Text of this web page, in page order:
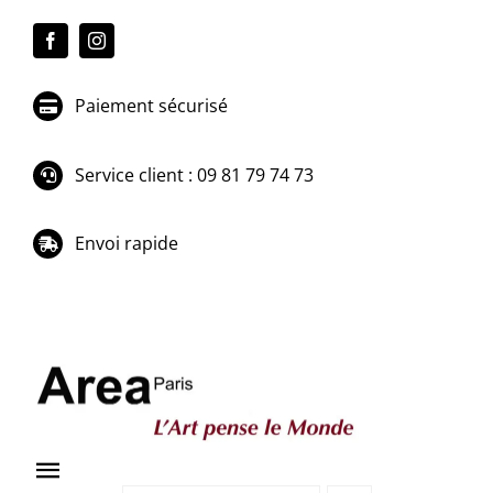
Paiement sécurisé
Service client : 09 81 79 74 73
Envoi rapide